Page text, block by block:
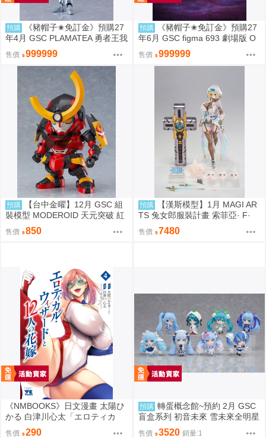
預購
《豬帽子✬免訂金》預購27
年4月 GSC PLAMATEA 勇者王我
王凱牙 獅子王凱 0906
售價 999999
預購
《豬帽子✬免訂金》預購27
年6月 GSC figma 693 劇場版 O
VERLORD 聖王國篇 雅兒貝德 0
913
售價 999999
預購
【台中金曜】12月 GSC 組
裝模型 MODEROID 天元突破 紅
蓮螺巖 紅蓮螺巖 再版 0904
售價 850
預購
【漢斯模型】1月 MAGI AR
TS 兔女郎服裝計畫 索菲亞· F·
希琳 機甲修女 亮色特別版 高峰N
adare
售價 7480
《NMBOOKS》日文漫畫 太陽ひ
かる 白津川心太「エロティカ
ル・ウィザードと12人の花嫁
售價 290
預購 轉蛋概念館~預約 2月 GSC
盲盒系列 初音未來 雪未來全明星
模型收藏 Vol.2 8入 超商付款免訂
售價 3520 銷量:1